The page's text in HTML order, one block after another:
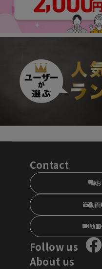
Contact
動画
動
Follow us
About us